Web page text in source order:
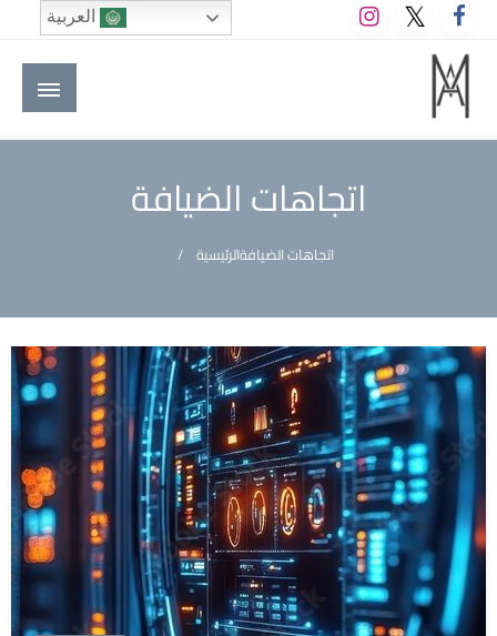
التخطي
إلى
المحتوى
M A hotels | إم ايه هوتيلز
الموقع الأول للعاملين في الفنادق في العالم العربي
اتجاهات الضيافة
الرئيسيةاتجاهات الضيافة
العربية